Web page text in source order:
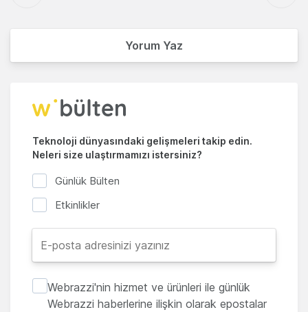
Yorum Yaz
Teknoloji dünyasındaki gelişmeleri takip edin.
Neleri size ulaştırmamızı istersiniz?
Günlük Bülten
Etkinlikler
Webrazzi'nin hizmet ve ürünleri ile günlük
Webrazzi haberlerine ilişkin olarak epostalar